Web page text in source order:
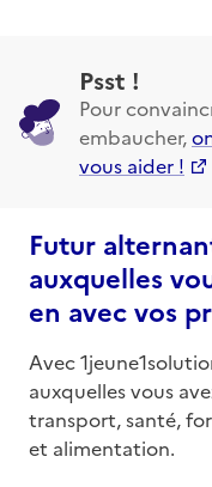
Psst !
Pour
embaucher,
vous aider !
Futur
auxquelles
en avec vos
Avec
auxquelles vous
transport, santé,
et alimentation.